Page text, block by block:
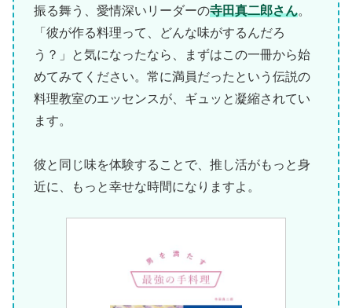
振る舞う、愛情深いリーダーの寺田真二郎さん。
「彼が作る料理って、どんな味がするんだろ
う？」と気になったなら、まずはこの一冊から始
めてみてください。常に満員だったという伝説の
料理教室のエッセンスが、ギュッと凝縮されてい
ます。
彼と同じ味を体験することで、推し活がもっと身
近に、もっと幸せな時間になりますよ。